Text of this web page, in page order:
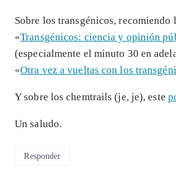
Sobre los transgénicos, recomiendo
«Transgénicos: ciencia y opinión
(especialmente el minuto 30 en
«Otra vez a vueltas con los
Y sobre los chemtrails (je, je), este
Un saludo.
Responder